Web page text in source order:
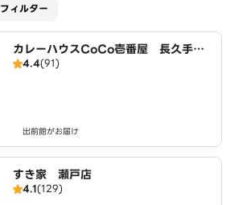
フィルター
カレーハウスCoCo壱番屋 長久手店
（SD）
4.4(91)
出前館がお届け
すき家 瀬戸店
4.1(129)